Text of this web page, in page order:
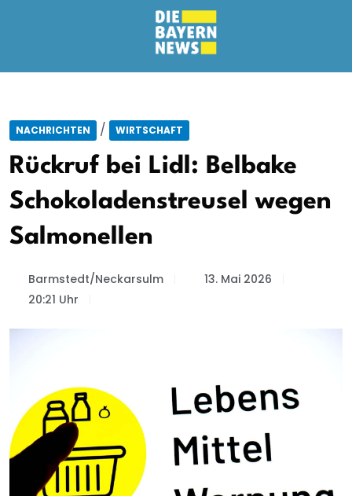
NACHRICHTEN / WIRTSCHAFT
Rückruf bei Lidl: Belbake
Schokoladenstreusel wegen
Salmonellen
Barmstedt/Neckarsulm
13. Mai 2026
20:21 Uhr